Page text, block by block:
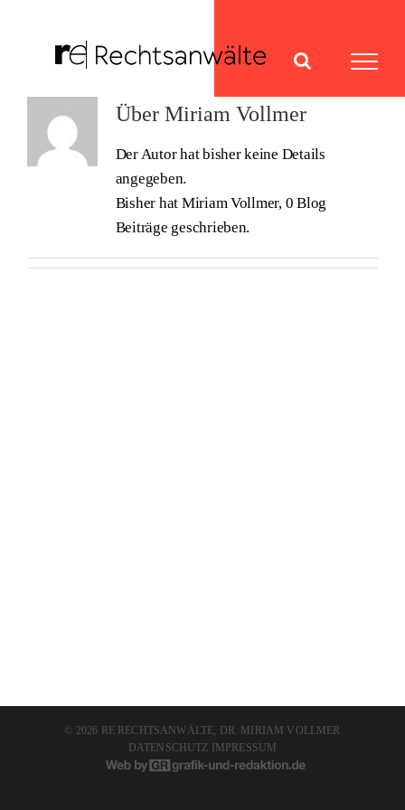
Über Miriam Vollmer
Der Autor hat bisher keine Details
angegeben.
Bisher hat Miriam Vollmer, 0 Blog
Beiträge geschrieben.
© 2026 RE RECHTSANWÄLTE, DR. MIRIAM VOLLMER
DATENSCHUTZ
IMPRESSUM